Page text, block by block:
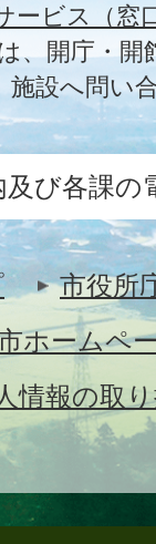
ービス（窓
、開庁・
施設へ問い
及び各課の
市役所
ホームペ
情報の取